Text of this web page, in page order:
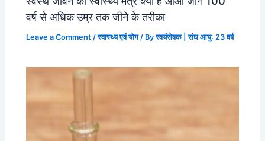
वर्ष से अधिक उम्र तक जीने के तरीका
Leave a Comment /स्वास्थ्य एवं योग/ Byस्वयंसेवक | संघ आयु: 23 वर्ष